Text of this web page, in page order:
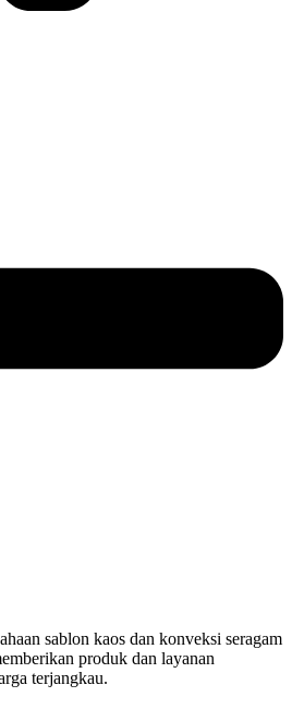
sablon kaos dan konveksi seragam
produk dan layanan
terjangkau.